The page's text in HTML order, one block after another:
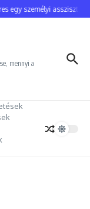
egy személyi asszisztens?
mennyi a